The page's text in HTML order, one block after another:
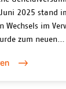
2025 stand
Wechsels im
zum neuen
damit auf